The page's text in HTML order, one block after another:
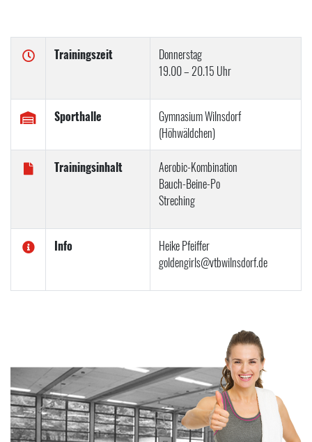
Trainingszeit
Donnerstag
19.00 – 20.15 Uhr
Sporthalle
Gymnasium Wilnsdorf
(Höhwäldchen)
Trainingsinhalt
Aerobic-Kombination
Bauch-Beine-Po
Streching
Info
Heike Pfeiffer
goldengirls@vtbwilnsdorf.de